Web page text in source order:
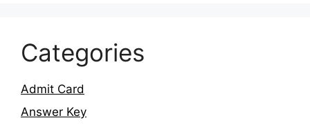
Categories
Admit Card
Answer Key